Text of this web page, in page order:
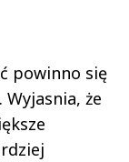
powinno się
że